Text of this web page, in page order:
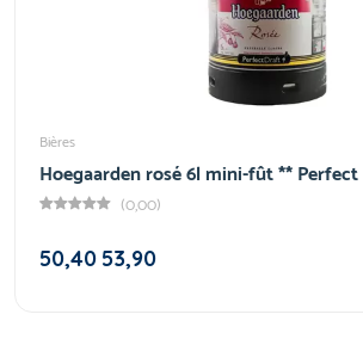
Bières
Hoegaarden rosé 6l mini-fût **
(0,00)
50,40 53,90